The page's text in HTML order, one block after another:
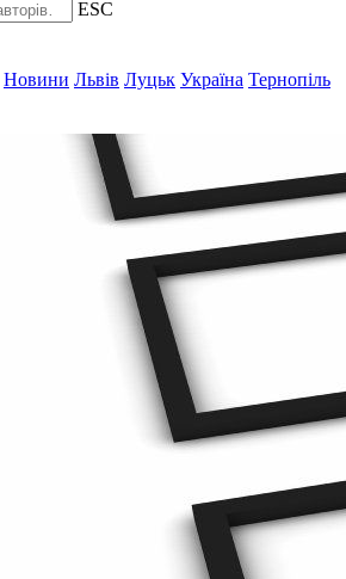
ESC
Новини Львів Луцьк Україна Тернопіль